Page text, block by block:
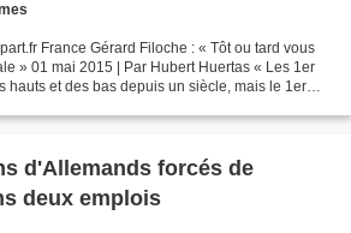
France Gérard Filoche : « Tôt ou tard vous
» 01 mai 2015 | Par Hubert Huertas « Les 1er
hauts et des bas depuis un siècle, mais le 1er
d'Allemands forcés de
deux emplois